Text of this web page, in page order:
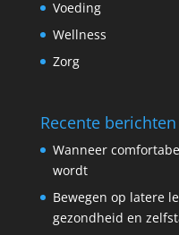
Voeding
Wellness
Zorg
Recente berichten
Wanneer
wordt
Bewegen op latere
gezondheid en